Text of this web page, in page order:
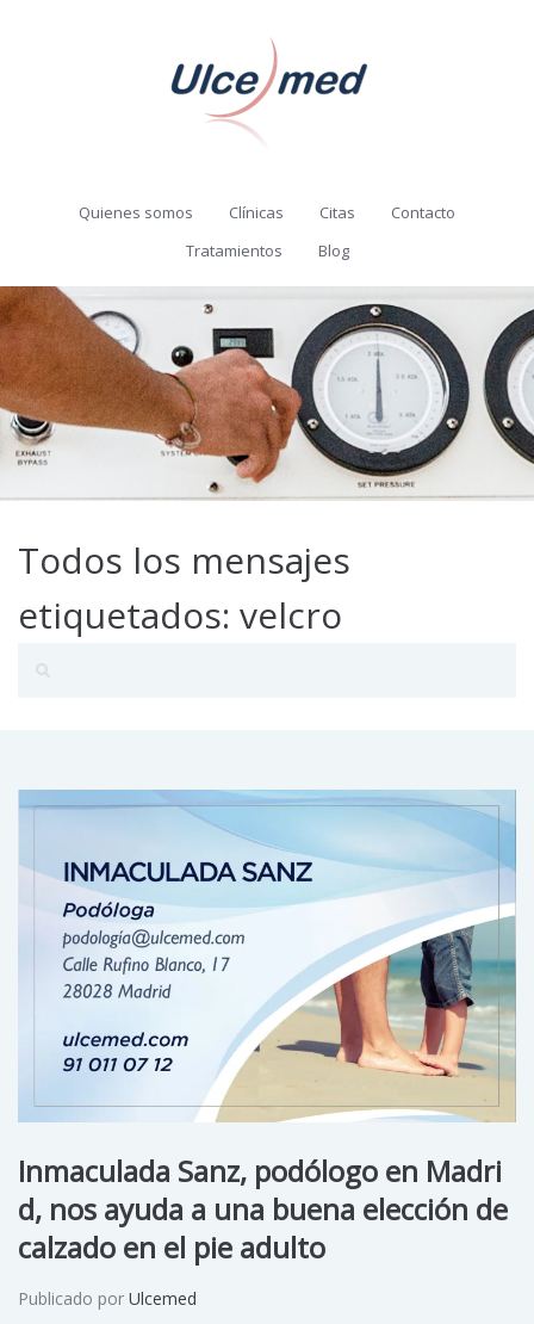
Quienes somos Clínicas Citas
Contacto
Tratamientos
Blog
Todos los mensajes
etiquetados: velcro
Inmaculada Sanz, podólogo en Madri
d, nos ayuda a una buena elección de
calzado en el pie adulto
Publicado por Ulcemed